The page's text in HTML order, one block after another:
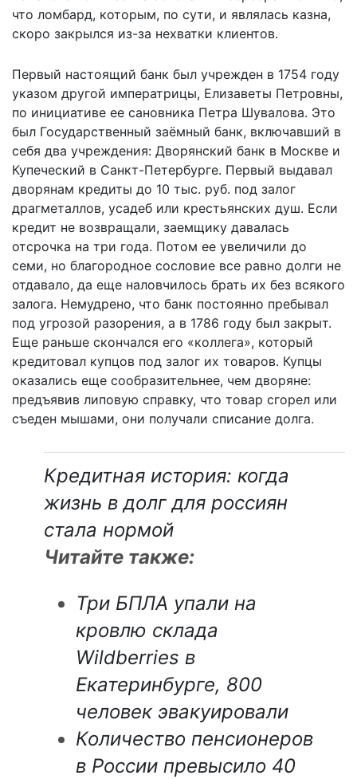
что ломбард, которым, по сути, и являлась казна,
скоро закрылся из-за нехватки клиентов.
Первый настоящий банк был учрежден в 1754 году
указом другой императрицы, Елизаветы Петровны,
по инициативе ее сановника Петра Шувалова. Это
был Государственный заёмный банк, включавший в
себя два учреждения: Дворянский банк в Москве и
Купеческий в Санкт-Петербурге. Первый выдавал
дворянам кредиты до 10 тыс. руб. под залог
драгметаллов, усадеб или крестьянских душ. Если
кредит не возвращали, заемщику давалась
отсрочка на три года. Потом ее увеличили до
семи, но благородное сословие все равно долги не
отдавало, да еще наловчилось брать их без всякого
залога. Немудрено, что банк постоянно пребывал
под угрозой разорения, а в 1786 году был закрыт.
Еще раньше скончался его «коллега», который
кредитовал купцов под залог их товаров. Купцы
оказались еще сообразительнее, чем дворяне:
предъявив липовую справку, что товар сгорел или
съеден мышами, они получали списание долга.
Кредитная история: когда
жизнь в долг для россиян
стала нормой
Читайте также:
Три БПЛА упали на
кровлю склада
Wildberries в
Екатеринбурге, 800
человек эвакуировали
Количество пенсионеров
в России превысило 40